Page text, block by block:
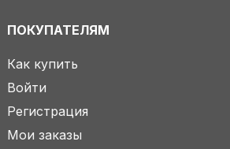
ПОКУПАТЕЛЯМ
Как купить
Войти
Регистрация
Мои заказы